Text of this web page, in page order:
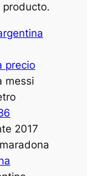
producto.